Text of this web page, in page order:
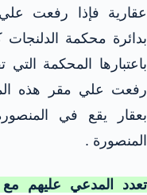
عقارية فإذا رفعت
بدائرة محكمة
باعتبارها المحكمة التي
رفعت علي مقر هذه
بعقار يقع في
المنصورة .
تعدد المدعي عليهم